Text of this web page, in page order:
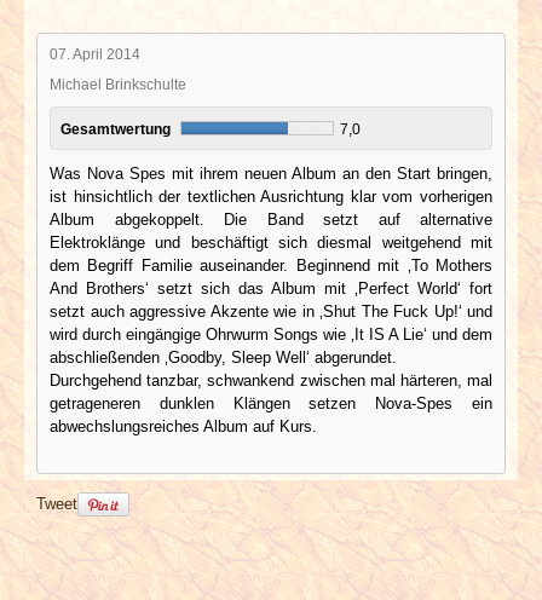
07. April 2014
Michael Brinkschulte
Gesamtwertung 7,0
Was Nova Spes mit ihrem neuen Album an den Start bringen,
ist hinsichtlich der textlichen Ausrichtung klar vom vorherigen
Album abgekoppelt. Die Band setzt auf alternative
Elektroklänge und beschäftigt sich diesmal weitgehend mit
dem Begriff Familie auseinander. Beginnend mit ‚To Mothers
And Brothers‘ setzt sich das Album mit ‚Perfect World‘ fort
setzt auch aggressive Akzente wie in ‚Shut The Fuck Up!‘ und
wird durch eingängige Ohrwurm Songs wie ‚It IS A Lie‘ und dem
abschließenden ‚Goodby, Sleep Well‘ abgerundet.
Durchgehend tanzbar, schwankend zwischen mal härteren, mal
getrageneren dunklen Klängen setzen Nova-Spes ein
abwechslungsreiches Album auf Kurs.
Tweet